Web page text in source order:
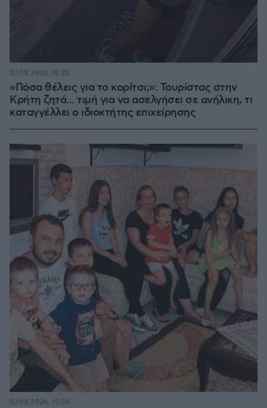
«Πόσα θέλεις για το κορίτσι;»: Τουρίστας στην
Κρήτη ζητά... τιμή για να ασελγήσει σε ανήλικη, τι
καταγγέλλει ο ιδιοκτήτης επιχείρησης
07.08.2026, 18:22
07.08.2026, 15:59